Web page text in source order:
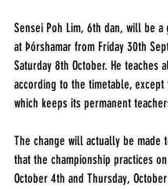
Sensei Poh Lim, 6th dan, will be a
at Þórshamar from Friday 30th
Saturday 8th October. He teaches
according to the timetable, except
which keeps its permanent
The change will actually be made
that the championship practices on
October 4th and Thursday,